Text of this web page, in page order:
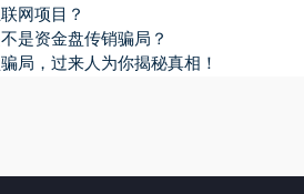
网项目？
是资金盘传销骗局？
局，过来人为你揭秘真相！